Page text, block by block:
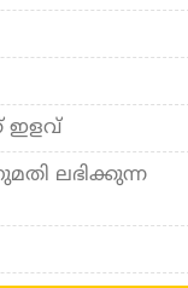
ഇളവ്
ലഭിക്കുന്ന